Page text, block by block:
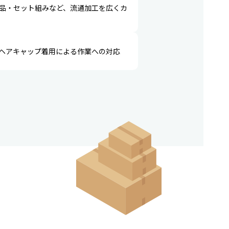
・セット組みなど、流通加工を広くカ
アキャップ着用による作業への対応